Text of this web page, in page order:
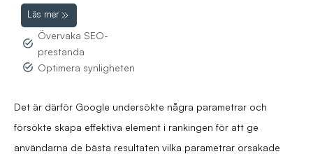
Läs mer
Övervaka SEO-
prestanda
Optimera synligheten
Det är därför Google undersökte några parametrar och
försökte skapa effektiva element i rankingen för att ge
användarna de bästa resultaten vilka parametrar orsakade